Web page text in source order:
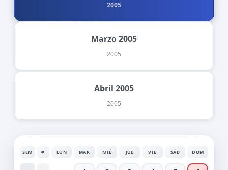
2005
Marzo 2005
2005
Abril 2005
2005
SEM # LUN MAR MIÉ JUE VIE SÁB DOM